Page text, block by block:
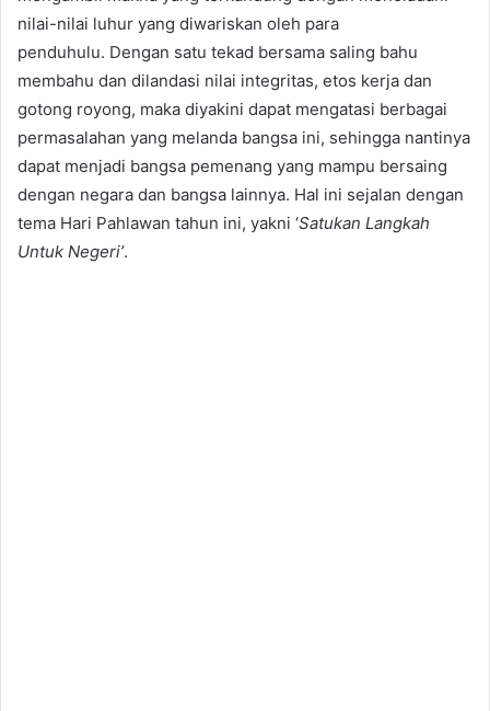
nilai-nilai luhur yang diwariskan oleh para
penduhulu. Dengan satu tekad bersama saling bahu
membahu dan dilandasi nilai integritas, etos kerja dan
gotong royong, maka diyakini dapat mengatasi berbagai
permasalahan yang melanda bangsa ini, sehingga nantinya
dapat menjadi bangsa pemenang yang mampu bersaing
dengan negara dan bangsa lainnya. Hal ini sejalan dengan
tema Hari Pahlawan tahun ini, yakni ‘Satukan Langkah
Untuk Negeri’.